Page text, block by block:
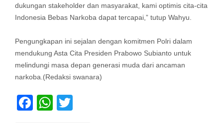
dukungan stakeholder dan masyarakat, kami optimis cita-cita
Indonesia Bebas Narkoba dapat tercapai,” tutup Wahyu.
Pengungkapan ini sejalan dengan komitmen Polri dalam
mendukung Asta Cita Presiden Prabowo Subianto untuk
melindungi masa depan generasi muda dari ancaman
narkoba.(Redaksi swanara)
Facebook
WhatsApp
Twitter